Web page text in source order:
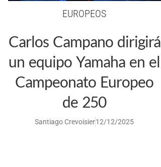
EUROPEOS
Carlos Campano dirigirá
un equipo Yamaha en el
Campeonato Europeo
de 250
Santiago Crevoisier12/12/2025